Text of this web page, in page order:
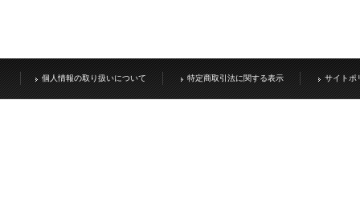
個人情報の取り扱いについて 特定商取引法に関する表示 サイトポ